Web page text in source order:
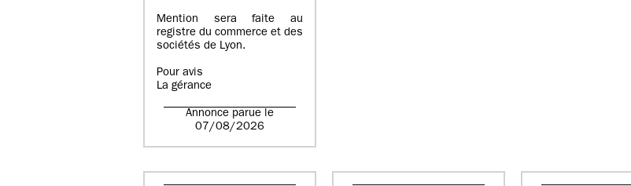
Mention sera faite au
registre du commerce et des
sociétés de Lyon.
Pour avis
La gérance
Annonce parue le
07/08/2026